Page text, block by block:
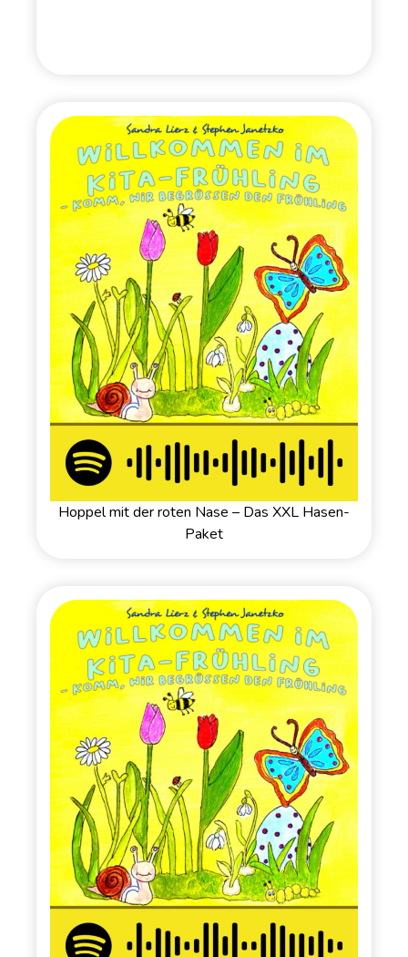
Hoppel mit der roten Nase – Das XXL Hasen-
Paket